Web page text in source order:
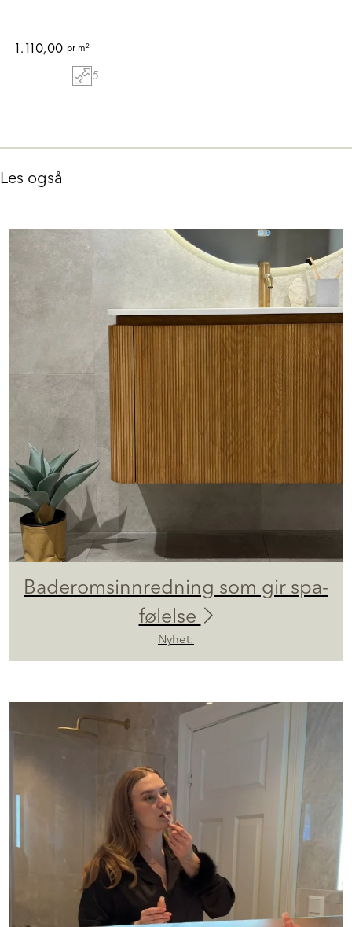
1.110,00 pr m²
5
Les også
Baderomsinnredning som gir spa-
følelse
Nyhet: